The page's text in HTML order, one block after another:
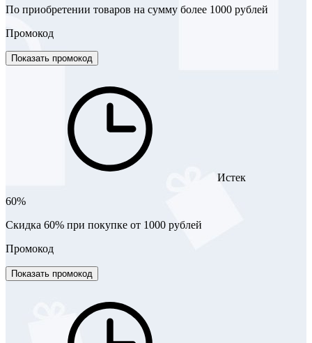
По приобретении товаров на сумму более 1000 рублей
Промокод
Показать промокод
Истек
60%
Скидка 60% при покупке от 1000 рублей
Промокод
Показать промокод